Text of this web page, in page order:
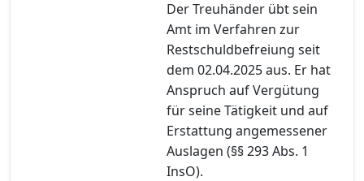
Der Treuhänder übt sein
Amt im Verfahren zur
Restschuldbefreiung seit
dem 02.04.2025 aus. Er hat
Anspruch auf Vergütung
für seine Tätigkeit und auf
Erstattung angemessener
Auslagen (§§ 293 Abs. 1
InsO).